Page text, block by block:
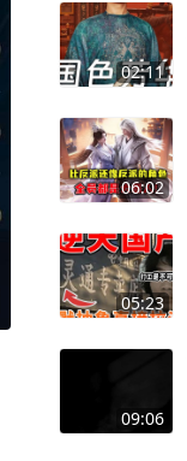
02:11
06:02
05:23
09:06